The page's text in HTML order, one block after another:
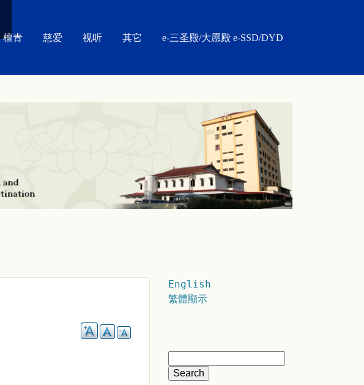
檀青 慈爱 视听 其它 e-三圣殿/大愿殿 e-SSD/DYD
English
繁體顯示